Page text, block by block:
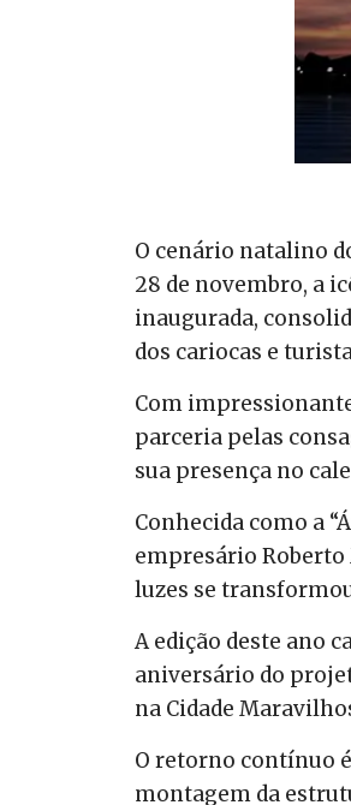
O cenário natalino
28 de novembro, a
inaugurada,
dos cariocas e
Com
parceria pelas
sua presença no
Conhecida como a
empresário Roberto
luzes se
A edição deste ano
aniversário do
na Cidade
O retorno contínuo
montagem da